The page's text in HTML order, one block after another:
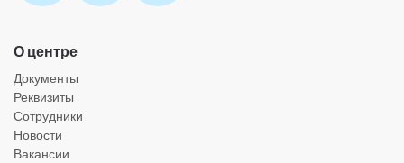
О центре
Документы
Реквизиты
Сотрудники
Новости
Вакансии